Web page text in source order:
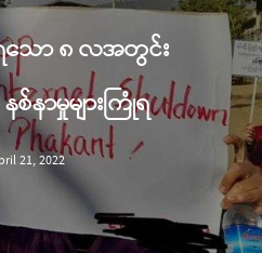
ော ၈ လအတွင်း
ာမှုများကြုံရ
21, 2022